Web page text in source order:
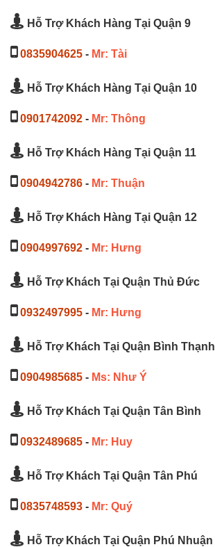
Hỗ Trợ Khách Hàng Tại Quận 9
0835904625 - Mr: Tài
Hỗ Trợ Khách Hàng Tại Quận 10
0901742092 - Mr: Thông
Hỗ Trợ Khách Hàng Tại Quận 11
0904942786 - Mr: Thuận
Hỗ Trợ Khách Hàng Tại Quận 12
0904997692 - Mr: Hưng
Hỗ Trợ Khách Tại Quận Thủ Đức
0932497995 - Mr: Hưng
Hỗ Trợ Khách Tại Quận Bình Thạnh
0904985685 - Ms: Như Ý
Hỗ Trợ Khách Tại Quận Tân Bình
0932489685 - Mr: Huy
Hỗ Trợ Khách Tại Quận Tân Phú
0835748593 - Mr: Quý
Hỗ Trợ Khách Tại Quận Phú Nhuận